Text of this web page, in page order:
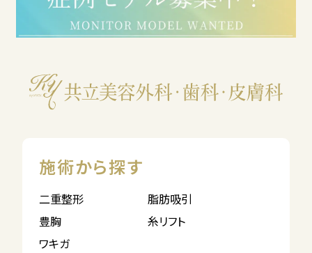
施術から探す
二重整形
脂肪吸引
豊胸
糸リフト
ワキガ